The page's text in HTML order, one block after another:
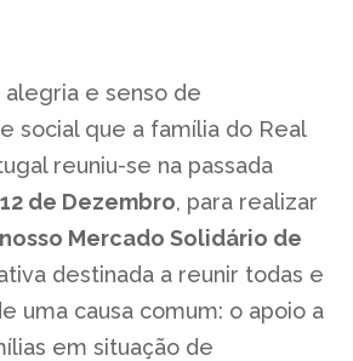
alegria e senso de
social que a família do Real
reuniu-se na passada
de Dezembro, para realizar
Mercado Solidário de
destinada a reunir todas e
uma causa comum: o apoio a
em situação de